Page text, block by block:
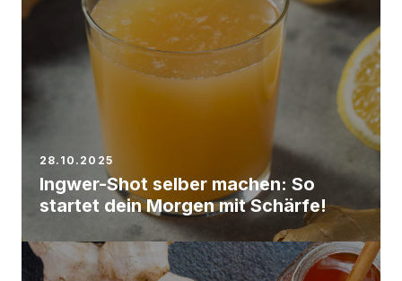
28.10.2025
Ingwer-Shot selber machen: So
startet dein Morgen mit Schärfe!